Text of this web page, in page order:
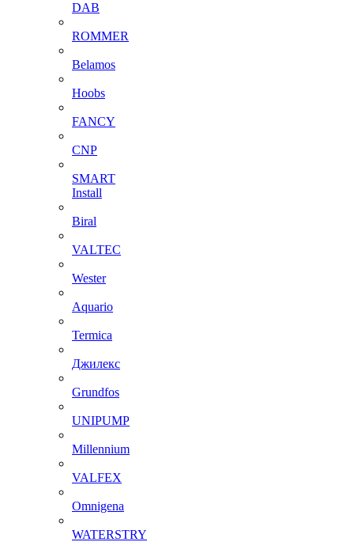
DAB
ROMMER
Belamos
Hoobs
FANCY
CNP
SMART
Install
Biral
VALTEC
Wester
Aquario
Termica
Джилекс
Grundfos
UNIPUMP
Millennium
VALFEX
Omnigena
WATERSTRY